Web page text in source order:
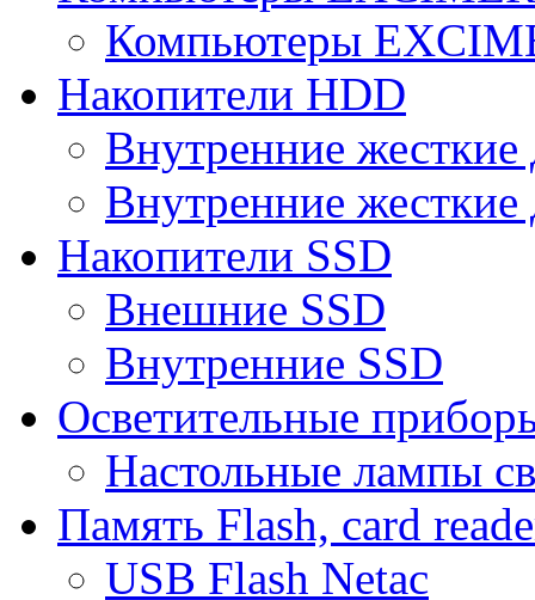
Компьютеры
Накопители HDD
Внутренние
Внутренние
Накопители SSD
Внешние SSD
Внутренние SSD
Осветительные
Настольные лампы
Память Flash, card
USB Flash Netac